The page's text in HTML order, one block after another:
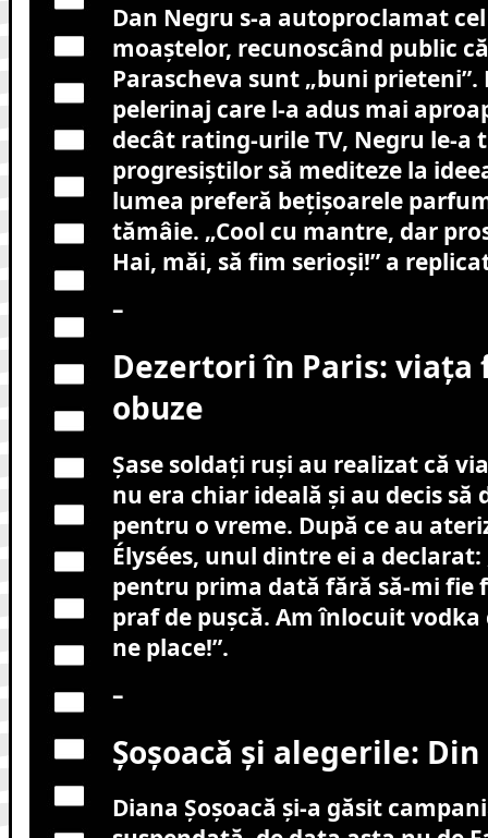
Dan Negru s-a autoproclamat
moaștelor, recunoscând public
Parascheva sunt „buni prieteni”.
pelerinaj care l-a adus mai
decât rating-urile TV, Negru le-a
progresiștilor să mediteze la
lumea preferă bețișoarele
tămâie. „Cool cu mantre, dar
Hai, măi, să fim serioși!” a
–
Dezertori în Paris: viața
obuze
Șase soldați ruși au realizat că
nu era chiar ideală și au decis să
pentru o vreme. După ce au
Élysées, unul dintre ei a
pentru prima dată fără să-mi fie
praf de pușcă. Am înlocuit vodka
ne place!”.
–
Șoșoacă și alegerile:
Diana Șoșoacă și-a găsit